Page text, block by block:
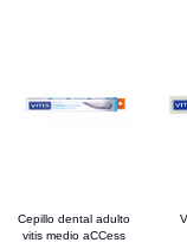
Cepillo dental adulto
vitis medio aCCess